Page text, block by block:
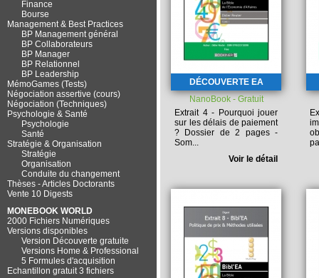
Finance
Bourse
Management & Best Practices
BP Management général
BP Collaborateurs
BP Manager
BP Relationnel
BP Leadership
MémoGames (Tests)
Négociation assertive (cours)
Négociation (Techniques)
Psychologie & Santé
Psychologie
Santé
Stratégie & Organisation
Stratégie
Organisation
Conduite du changement
Thèses - Articles Doctorants
Vente 10 Digests
MONEBOOK WORLD
2000 Fichiers Numériques
Versions disponibles
Version Découverte gratuite
Versions Home & Professional
5 Formules d'acquisition
Echantillon gratuit 3 fichiers
DÉCOUVERTE EA
NanoBook - Gratuit
Extrait 4 - Pourquoi jouer
sur les délais de paiement
?
Dossier de 2 pages -
Som...
Voir le détail